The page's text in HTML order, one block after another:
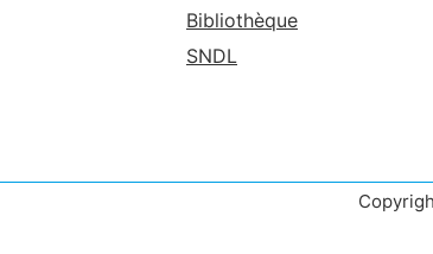
Bibliothèque
SNDL